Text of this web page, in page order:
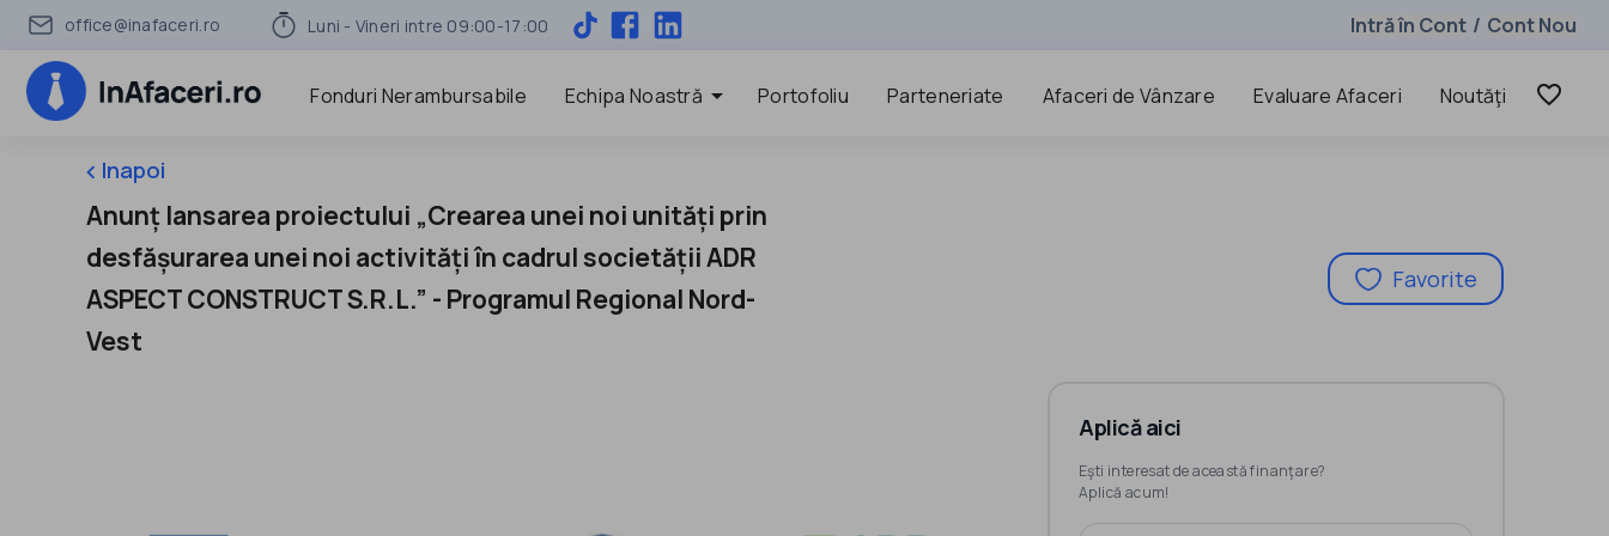
office@inafaceri.ro Luni - Vineri intre 09:00-17:00 Intră în Cont / Cont Nou
Fonduri Nerambursabile Echipa Noastră arrow_drop_down Portofoliu Parteneriate Afaceri de Vânzare Evaluare Afaceri Noutăţi favorite_border
keyboard_arrow_leftInapoi
Anunț lansarea proiectului „Crearea unei noi unități prin
desfășurarea unei noi activități în cadrul societății ADR
ASPECT CONSTRUCT S.R.L.” - Programul Regional Nord-
Vest
Favorite
Aplică aici
Eşti interesat de această finanţare?
Aplică acum!